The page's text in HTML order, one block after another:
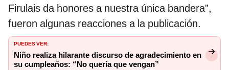
Firulais da honores a nuestra única bandera”,
fueron algunas reacciones a la publicación.
PUEDES VER:
Niño realiza hilarante discurso de agradecimiento en
su cumpleaños: “No quería que vengan”